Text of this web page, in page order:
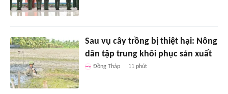
Sau vụ cây trồng bị thiệt hại: Nông
dân tập trung khôi phục sản xuất
Đồng Tháp 11 phút